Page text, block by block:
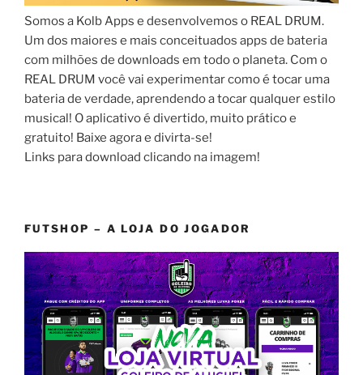
Somos a Kolb Apps e desenvolvemos o REAL DRUM.
Um dos maiores e mais conceituados apps de bateria
com milhões de downloads em todo o planeta. Com o
REAL DRUM você vai experimentar como é tocar uma
bateria de verdade, aprendendo a tocar qualquer estilo
musical! O aplicativo é divertido, muito prático e
gratuito! Baixe agora e divirta-se!
Links para download clicando na imagem!
FUTSHOP – A LOJA DO JOGADOR